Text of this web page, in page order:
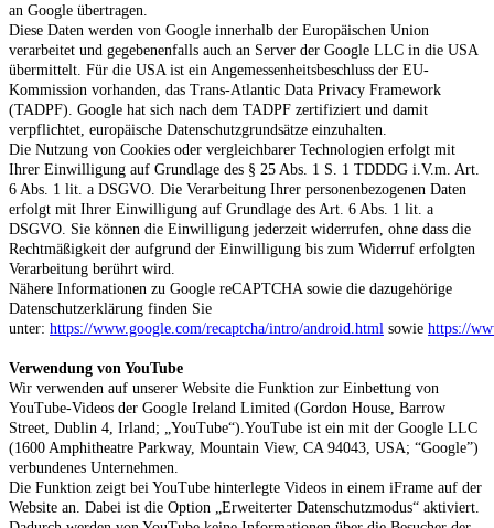
an Google übertragen.
Diese Daten werden von Google innerhalb der Europäischen Union
verarbeitet und gegebenenfalls auch an Server der Google LLC in die USA
übermittelt. Für die USA ist ein Angemessenheitsbeschluss der EU-
Kommission vorhanden, das Trans-Atlantic Data Privacy Framework
(TADPF). Google hat sich nach dem TADPF zertifiziert und damit
verpflichtet, europäische Datenschutzgrundsätze einzuhalten.
Die Nutzung von Cookies oder vergleichbarer Technologien erfolgt mit
Ihrer Einwilligung auf Grundlage des § 25 Abs. 1 S. 1 TDDDG i.V.m. Art.
6 Abs. 1 lit. a DSGVO. Die Verarbeitung Ihrer personenbezogenen Daten
erfolgt mit Ihrer Einwilligung auf Grundlage des Art. 6 Abs. 1 lit. a
DSGVO. Sie können die Einwilligung jederzeit widerrufen, ohne dass die
Rechtmäßigkeit der aufgrund der Einwilligung bis zum Widerruf erfolgten
Verarbeitung berührt wird.
Nähere Informationen zu Google reCAPTCHA sowie die dazugehörige
Datenschutzerklärung finden Sie
unter: https://www.google.com/recaptcha/intro/android.html sowie https://
Verwendung von YouTube
Wir verwenden auf unserer Website die Funktion zur Einbettung von
YouTube-Videos der Google Ireland Limited (Gordon House, Barrow
Street, Dublin 4, Irland; „YouTube“).YouTube ist ein mit der Google LLC
(1600 Amphitheatre Parkway, Mountain View, CA 94043, USA; “Google”)
verbundenes Unternehmen.
Die Funktion zeigt bei YouTube hinterlegte Videos in einem iFrame auf der
Website an. Dabei ist die Option „Erweiterter Datenschutzmodus“ aktiviert.